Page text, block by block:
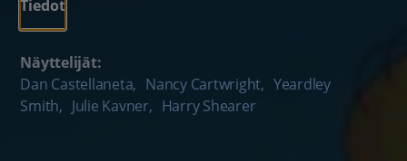
Tiedot
Näyttelijät:
Dan Castellaneta, Nancy Cartwright, Yeardley
Smith, Julie Kavner, Harry Shearer